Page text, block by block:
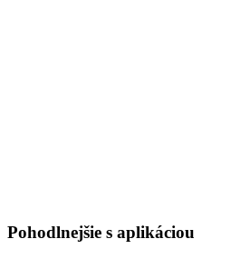
Pohodlnejšie s aplikáciou